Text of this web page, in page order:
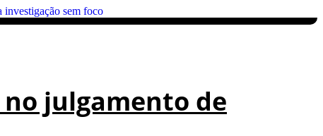
no julgamento de